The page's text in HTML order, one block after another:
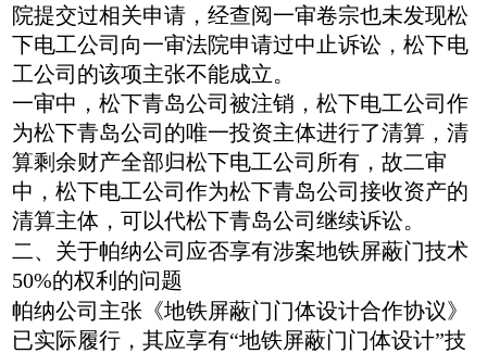
院提交过相关申请，经查阅一审卷宗也未发现松
下电工公司向一审法院申请过中止诉讼，松下电
工公司的该项主张不能成立。
一审中，松下青岛公司被注销，松下电工公司作
为松下青岛公司的唯一投资主体进行了清算，清
算剩余财产全部归松下电工公司所有，故二审
中，松下电工公司作为松下青岛公司接收资产的
清算主体，可以代松下青岛公司继续诉讼。
二、关于帕纳公司应否享有涉案地铁屏蔽门技术
50%的权利的问题
帕纳公司主张《地铁屏蔽门门体设计合作协议》
已实际履行，其应享有“地铁屏蔽门门体设计”技